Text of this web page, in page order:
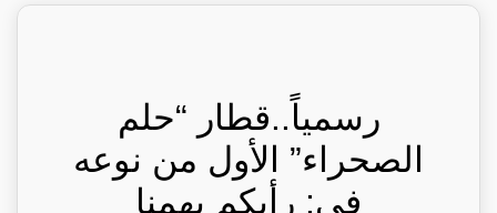
رسمياً..قطار “حلم
الصحراء” الأول من نوعه
في: رأيكم يهمنا